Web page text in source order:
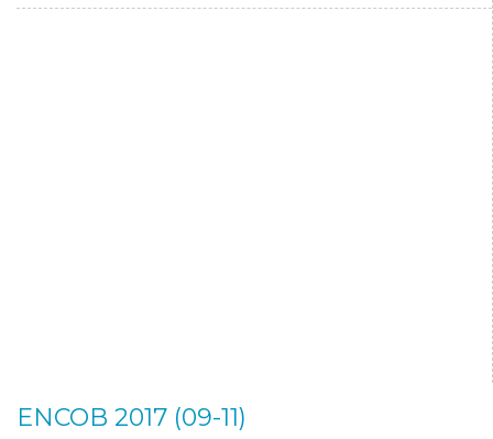
ENCOB 2017 (09-11)